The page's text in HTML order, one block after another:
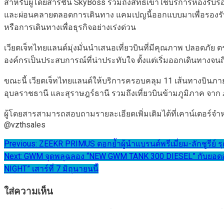
สำหรับผู้โดยสารชั้น SkyBoss รวมถึงสิทธิ์เข้าใช้บริการห้องรั
และผ่อนคลายตลอดการเดินทาง แคมเปญนี้ออกแบบมาเพื่อรอง
หรือการเดินทางเพื่อธุรกิจอย่างเร่งด่วน
เวียตเจ็ทไทยแลนด์มุ่งมั่นนำเสนอเที่ยวบินที่มีคุณภาพ ปลอดภัย
องค์กรเป็นประสบการณ์ที่น่าประทับใจ ตั้งแต่เริ่มออกเดินทางจ
ขณะนี้ เวียตเจ็ทไทยแลนด์ให้บริการครอบคลุม 11 เส้นทางบินภ
อุบลราชธานี และสุราษฎร์ธานี รวมถึงเที่ยวบินข้ามภูมิภาค จาก
ผู้โดยสารสามารถสอบถามรายละเอียดเพิ่มเติมได้ที่เคาน์เตอร์
@vzthsales
แนะแนว
เรื่อง
Previous: ZEEKR PRIMUS ตอกย้ำผู้นำแบรนด์พรีเมี่ยม-ลักชูรีย์
Next: GWM จุดพลุฉลอง “NEW GWM TANK 300 DIESEL” กับ
NIGHT” เสาร์ที่ 7 มิถุนายนนี้
ใส่ความเห็น